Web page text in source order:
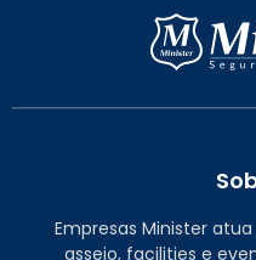
Empresas Minister
asseio, facilities e